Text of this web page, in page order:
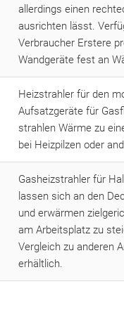
allerdings einen
ausrichten lässt.
Verbraucher Erstere
Wandgeräte fest an
Heizstrahler für den
Aufsatzgeräte für
strahlen Wärme zu
bei Heizpilzen oder
Gasheizstrahler für
lassen sich an den
und erwärmen
am Arbeitsplatz zu
Vergleich zu anderen
erhältlich.